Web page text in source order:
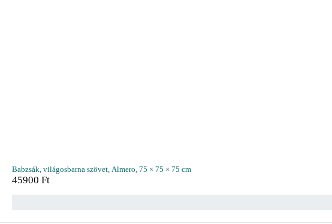
Babzsák, világosbarna szövet, Almero, 75 × 75 × 75 cm
45900 Ft